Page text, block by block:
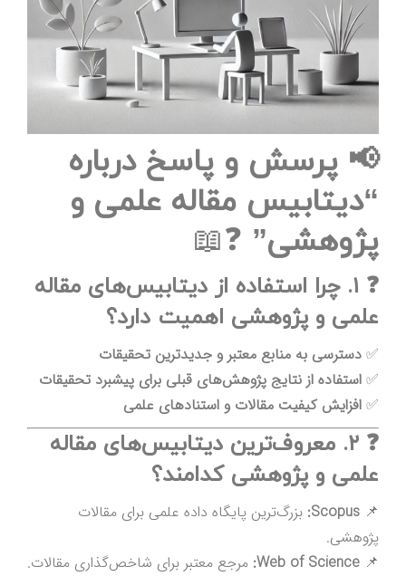
📢 پرسش و پاسخ درباره
“دیتابیس مقاله علمی و
پژوهشی” ❓📖
❓ ۱. چرا استفاده از دیتابیس‌های مقاله
علمی و پژوهشی اهمیت دارد؟
✅ دسترسی به منابع معتبر و جدیدترین تحقیقات
✅ استفاده از نتایج پژوهش‌های قبلی برای پیشبرد تحقیقات
✅ افزایش کیفیت مقالات و استنادهای علمی
❓ ۲. معروف‌ترین دیتابیس‌های مقاله
علمی و پژوهشی کدامند؟
📌
Scopus: بزرگ‌ترین پایگاه داده علمی برای مقالات
پژوهشی.
📌
Web of Science: مرجع معتبر برای شاخص‌گذاری مقالات.